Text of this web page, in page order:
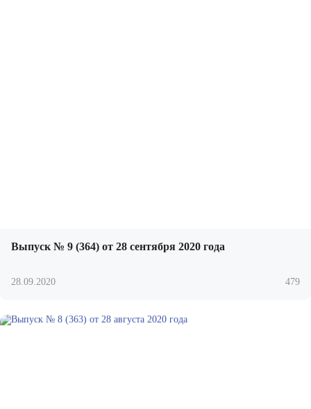
Выпуск № 9 (364) от 28 сентября 2020 года
28.09.2020 479